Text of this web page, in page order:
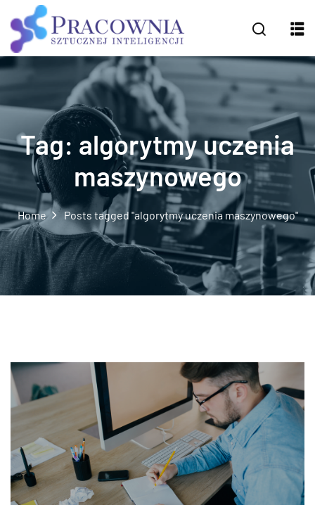
Tag: algorytmy uczenia
maszynowego
Home Posts tagged "algorytmy uczenia maszynowego"